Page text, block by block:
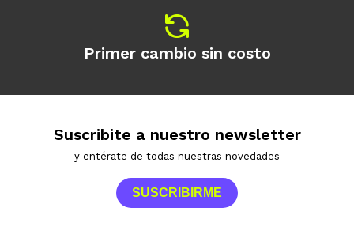
Primer cambio sin costo
Suscribite a nuestro newsletter
y entérate de todas nuestras novedades
SUSCRIBIRME